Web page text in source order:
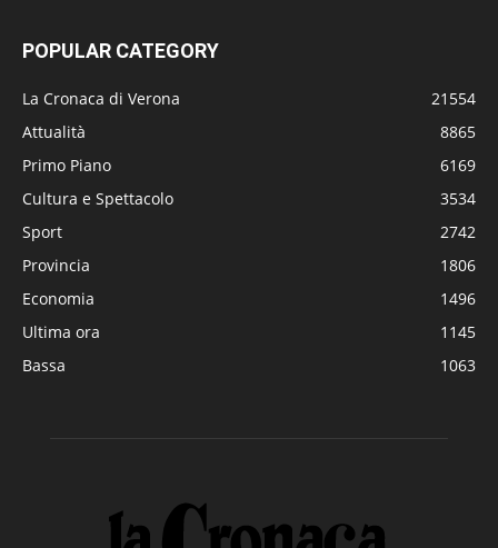
POPULAR CATEGORY
La Cronaca di Verona
21554
Attualità
8865
Primo Piano
6169
Cultura e Spettacolo
3534
Sport
2742
Provincia
1806
Economia
1496
Ultima ora
1145
Bassa
1063